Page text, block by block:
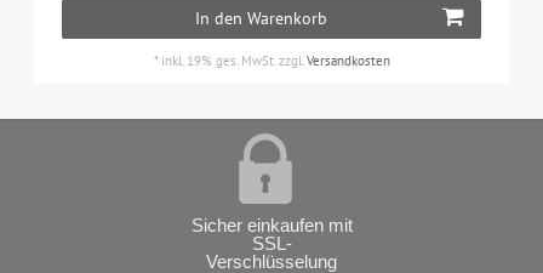
In den Warenkorb
* inkl. 19% ges. MwSt.zzgl.Versandkosten
Sicher einkaufen mit
SSL-
Verschlüsselung